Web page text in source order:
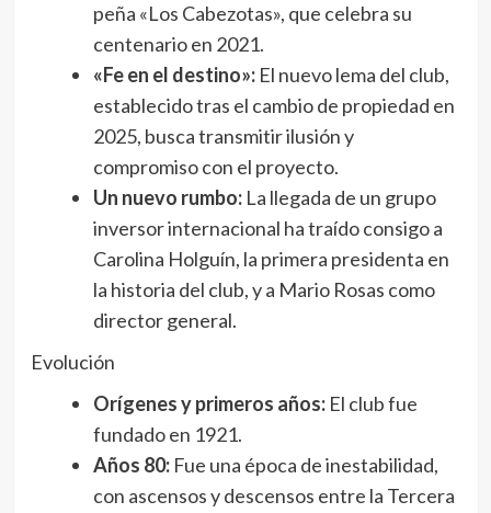
peña «Los Cabezotas», que celebra su
centenario en 2021.
«Fe en el destino»:El nuevo lema del club,
establecido tras el cambio de propiedad en
2025, busca transmitir ilusión y
compromiso con el proyecto.
Un nuevo rumbo:La llegada de un grupo
inversor internacional ha traído consigo a
Carolina Holguín, la primera presidenta en
la historia del club, y a Mario Rosas como
director general.
Evolución
Orígenes y primeros años:El club fue
fundado en 1921.
Años 80:Fue una época de inestabilidad,
con ascensos y descensos entre la Tercera